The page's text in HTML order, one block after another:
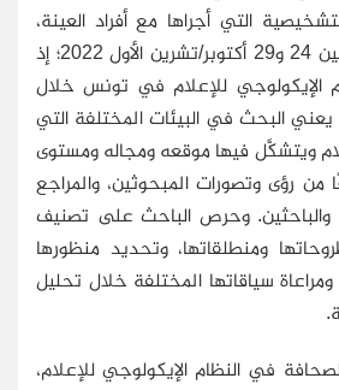
التي أجراها مع أفراد العينة،
خلال الفترة الممتدة بين 24 و29 أكتوبر/تشرين الأول 2022؛ إذ
الإيكولوجي للإعلام في تونس خلال
يعني البحث في البيئات المختلفة التي
ويتشكَّل فيها موقعه ومجاله ومستوى
من رؤى وتصورات المبحوثين، والمراجع
والباحثين. وحرص الباحث على تصنيف
ومنطلقاتها، وتحديد منظورها
ومراعاة سياقاتها المختلفة خلال تحليل
في النظام الإيكولوجي للإعلام،